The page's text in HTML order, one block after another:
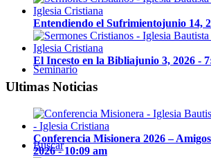
Seminario
Buscar
Entendiendo el Sufrimientojunio 14,
El Incesto en la Bibliajunio 3, 2026 -
Ultimas Noticias
Conferencia Misionera 2026 –
2026 - 10:09 am